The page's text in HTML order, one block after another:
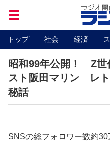
トップ 社会 経済
昭和99年公開！ Z世
スト阪田マリン レ
秘話
SNSの総フォロワー数約30